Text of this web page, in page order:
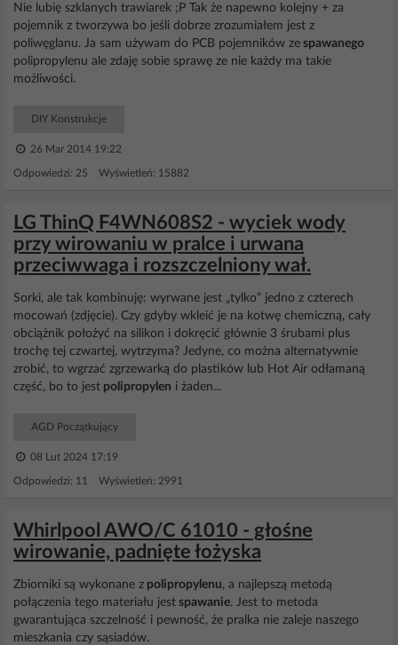
Nie lubię szklanych trawiarek ;P Tak że napewno kolejny + za
pojemnik z tworzywa bo jeśli dobrze zrozumiałem jest z
poliwęglanu. Ja sam używam do PCB pojemników ze spawanego
polipropylenu ale zdaję sobie sprawę ze nie każdy ma takie
możliwości.
DIY Konstrukcje
26 Mar 2014 19:22
Odpowiedzi: 25 Wyświetleń: 15882
LG ThinQ F4WN608S2 - wyciek wody
przy wirowaniu w pralce i urwana
przeciwwaga i rozszczelniony wał.
Sorki, ale tak kombinuję: wyrwane jest „tylko” jedno z czterech
mocowań (zdjęcie). Czy gdyby wkleić je na kotwę chemiczną, cały
obciążnik położyć na silikon i dokręcić głównie 3 śrubami plus
trochę tej czwartej, wytrzyma? Jedyne, co można alternatywnie
zrobić, to wgrzać zgrzewarką do plastików lub Hot Air odłamaną
część, bo to jest polipropylen i żaden...
AGD Początkujący
08 Lut 2024 17:19
Odpowiedzi: 11 Wyświetleń: 2991
Whirlpool AWO/C 61010 - głośne
wirowanie, padnięte łożyska
Zbiorniki są wykonane z polipropylenu, a najlepszą metodą
połączenia tego materiału jest spawanie. Jest to metoda
gwarantująca szczelność i pewność, że pralka nie zaleje naszego
mieszkania czy sąsiadów.